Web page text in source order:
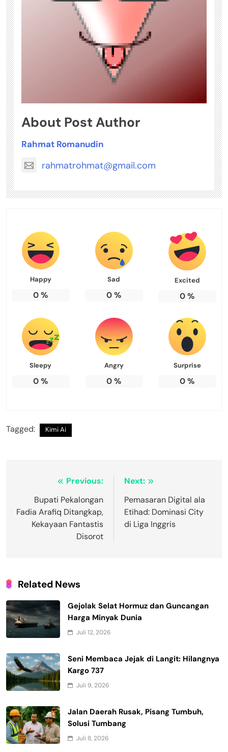
About Post Author
Rahmat Romanudin
rahmatrohmat@gmail.com
Happy
0%
Sad
0%
Excited
0%
Sleepy
0%
Angry
0%
Surprise
0%
Tagged: Kimi Ai
Navigasi
pos
Previous:
Bupati Pekalongan
Fadia Arafiq Ditangkap,
Kekayaan Fantastis
Disorot
Next:
Pemasaran Digital ala
Etihad: Dominasi City
di Liga Inggris
Related News
Gejolak Selat Hormuz dan Guncangan
Harga Minyak Dunia
Juli 12, 2026
Seni Membaca Jejak di Langit: Hilangnya
Kargo 737
Juli 9, 2026
Jalan Daerah Rusak, Pisang Tumbuh,
Solusi Tumbang
Juli 8, 2026